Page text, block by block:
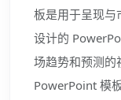
板是用于呈现与
设计的
场趋势和预测的
PowerPoint 模